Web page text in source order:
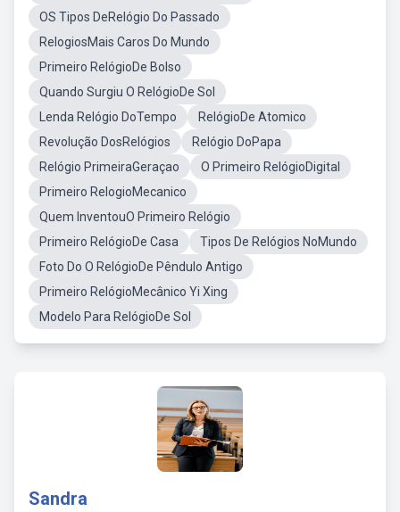
OS Tipos DeRelógio Do Passado
RelogiosMais Caros Do Mundo
Primeiro RelógioDe Bolso
Quando Surgiu O RelógioDe Sol
Lenda Relógio DoTempo
RelógioDe Atomico
Revolução DosRelógios
Relógio DoPapa
Relógio PrimeiraGeraçao
O Primeiro RelógioDigital
Primeiro RelogioMecanico
Quem InventouO Primeiro Relógio
Primeiro RelógioDe Casa
Tipos De Relógios NoMundo
Foto Do O RelógioDe Pêndulo Antigo
Primeiro RelógioMecânico Yi Xing
Modelo Para RelógioDe Sol
Sandra